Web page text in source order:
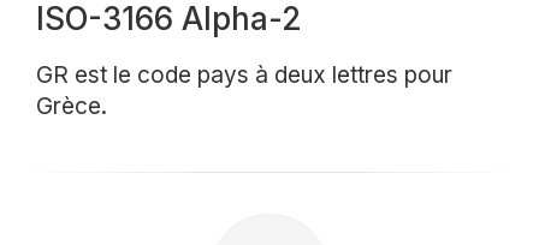
ISO-3166 Alpha-2
GR est le code pays à deux lettres pour
Grèce.